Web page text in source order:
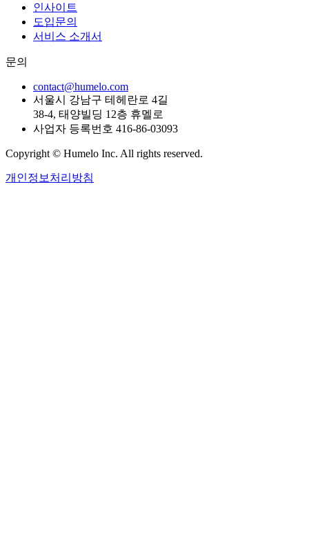
인사이트
도입문의
서비스 소개서
문의
contact@humelo.com
서울시 강남구 테헤란로 4길
38-4, 태양빌딩 12층 휴멜로
사업자 등록번호 416-86-03093
Copyright © Humelo Inc. All rights reserved.
개인정보처리방침